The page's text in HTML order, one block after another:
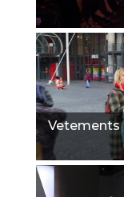
Vetements